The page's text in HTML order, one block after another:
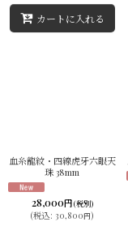
カートに入れる
血糸龍紋・四線虎牙六眼天
珠 38mm
28,000円(税別)
(税込: 30,800円)